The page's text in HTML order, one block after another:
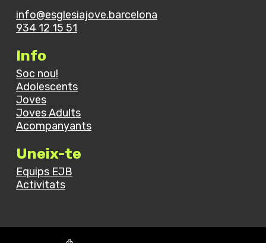
info@esglesiajove.barcelona
934 12 15 51
Info
Soc nou!
Adolescents
Joves
Joves Adults
Acompanyants
Uneix-te
Equips EJB
Activitats